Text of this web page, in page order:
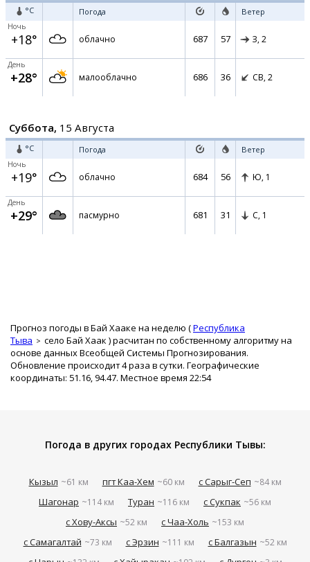
°C Погода Ветер
Ночь
+18° облачно 687 57 З, 2
День
+28° малооблачно 686 36 СВ, 2
Суббота, 15 Августа
°C Погода Ветер
Ночь
+19° облачно 684 56 Ю, 1
День
+29° пасмурно 681 31 С, 1
Прогноз погоды в Бай Хааке на неделю (Республика
Тыва
село Бай Хаак ) расчитан по собственному алгоритму на
основе данных Всеобщей Системы Прогнозирования.
Обновление происходит 4 раза в сутки. Географические
координаты: 51.16, 94.47. Местное время 22:54
Погода в других городах Республики Тывы:
Кызыл ~61 км пгт Каа-Хем ~60 км с Сарыг-Сеп ~84 км
Шагонар ~114 км Туран ~116 км с Сукпак ~56 км
с Хову-Аксы ~52 км с Чаа-Холь ~153 км
с Самагалтай ~73 км с Эрзин ~111 км с Балгазын ~52 км